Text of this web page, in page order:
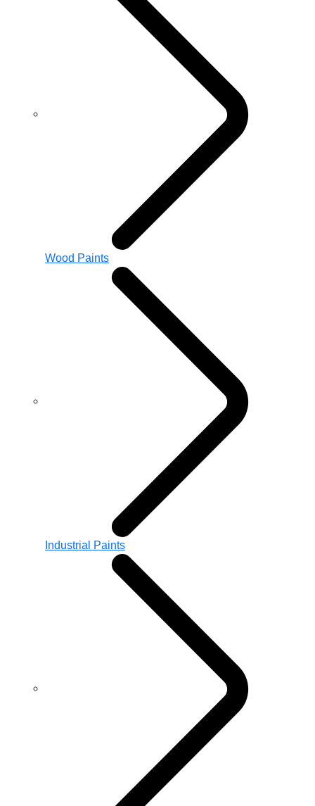
Wood Paints
Industrial Paints